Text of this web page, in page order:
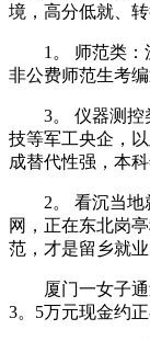
境，高分低就、
1。 师范类：汉
非公费师范生考
3。 仪器测控
技等军工央企，
成替代性强，本
2。 看沉当地就
网，正在东北岗
范，才是留乡就业
厦门一女子通
3。5万元现金约